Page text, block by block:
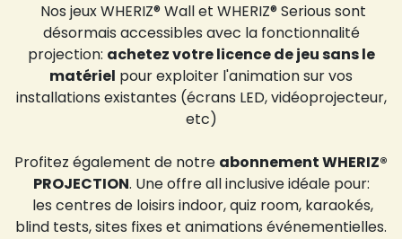
Nos jeux WHERIZ® Wall et WHERIZ® Serious sont
désormais accessibles avec la fonctionnalité
projection: achetez votre licence de jeu sans le
matériel pour exploiter l'animation sur vos
installations existantes (écrans LED, vidéoprojecteur,
etc)
Profitez également de notre abonnement WHERIZ®
PROJECTION. Une offre all inclusive idéale pour:
les centres de loisirs indoor, quiz room, karaokés,
blind tests, sites fixes et animations événementielles.